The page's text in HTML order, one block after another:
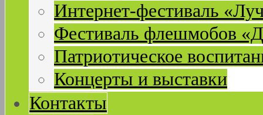
Интернет-фестиваль
Фестиваль флешмобов
Патриотическое
Концерты и выставки
Контакты